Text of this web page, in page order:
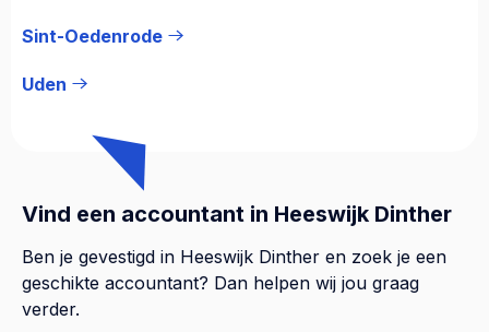
Sint-Oedenrode
Uden
Vind een accountant in Heeswijk Dinther
Ben je gevestigd in Heeswijk Dinther en zoek je een
geschikte accountant? Dan helpen wij jou graag
verder.